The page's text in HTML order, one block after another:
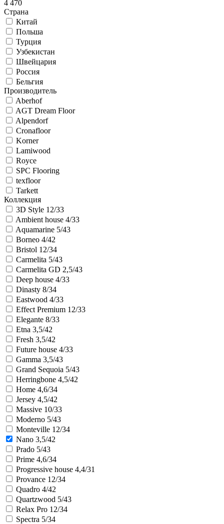
4 470
Страна
Китай
Польша
Турция
Узбекистан
Швейцария
Россия
Бельгия
Производитель
Aberhof
AGT Dream Floor
Alpendorf
Cronafloor
Korner
Lamiwood
Royce
SPC Flooring
texfloor
Tarkett
Коллекция
3D Style 12/33
Ambient house 4/33
Aquamarine 5/43
Borneo 4/42
Bristol 12/34
Carmelita 5/43
Carmelita GD 2,5/43
Deep house 4/33
Dinasty 8/34
Eastwood 4/33
Effect Premium 12/33
Elegante 8/33
Etna 3,5/42
Fresh 3,5/42
Future house 4/33
Gamma 3,5/43
Grand Sequoia 5/43
Herringbone 4,5/42
Home 4,6/34
Jersey 4,5/42
Massive 10/33
Moderno 5/43
Monteville 12/34
Nano 3,5/42
Prado 5/43
Prime 4,6/34
Progressive house 4,4/31
Provance 12/34
Quadro 4/42
Quartzwood 5/43
Relax Pro 12/34
Spectra 5/34